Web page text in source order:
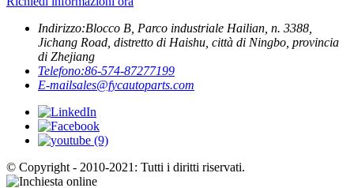
Indirizzo:Blocco B, Parco industriale Hailian, n. 3388,
Jichang Road, distretto di Haishu, città di Ningbo, provincia
di Zhejiang
Telefono:86-574-87277199
E-mailsales@fycautoparts.com
© Copyright - 2010-2021: Tutti i diritti riservati.